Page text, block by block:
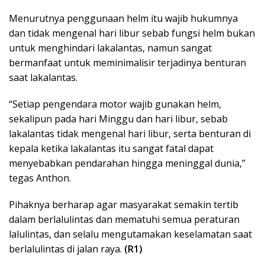
Menurutnya penggunaan helm itu wajib hukumnya
dan tidak mengenal hari libur sebab fungsi helm bukan
untuk menghindari lakalantas, namun sangat
bermanfaat untuk meminimalisir terjadinya benturan
saat lakalantas.
“Setiap pengendara motor wajib gunakan helm,
sekalipun pada hari Minggu dan hari libur, sebab
lakalantas tidak mengenal hari libur, serta benturan di
kepala ketika lakalantas itu sangat fatal dapat
menyebabkan pendarahan hingga meninggal dunia,”
tegas Anthon.
Pihaknya berharap agar masyarakat semakin tertib
dalam berlalulintas dan mematuhi semua peraturan
lalulintas, dan selalu mengutamakan keselamatan saat
berlalulintas di jalan raya. (R1)